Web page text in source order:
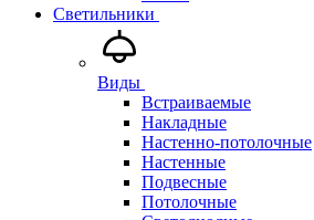
Светильники
Виды
Встраиваемые
Накладные
Настенно-потолочные
Настенные
Подвесные
Потолочные